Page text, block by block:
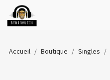
Accueil / Boutique / Singles /